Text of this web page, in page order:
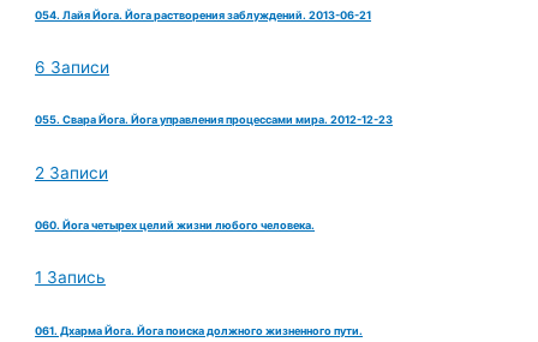
054. Лайя Йога. Йога растворения заблуждений. 2013-06-21
6 Записи
055. Свара Йога. Йога управления процессами мира. 2012-12-23
2 Записи
060. Йога четырех целий жизни любого человека.
1 Запись
061. Дхарма Йога. Йога поиска должного жизненного пути.